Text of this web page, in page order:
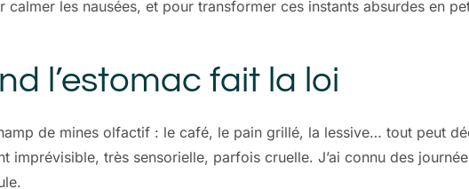
les nausées, et pour transformer ces instants absurdes en
l’estomac fait la loi
de mines olfactif : le café, le pain grillé, la lessive… tout peut
imprévisible, très sensorielle, parfois cruelle. J’ai connu des